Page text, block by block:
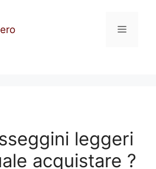
Menu
leggeri
acquistare ?